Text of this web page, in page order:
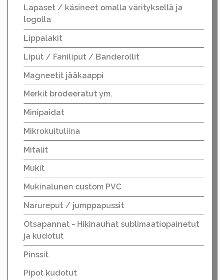
Lapaset / käsineet omalla värityksellä ja
logolla
Lippalakit
Liput / Faniliput / Banderollit
Magneetit jääkaappi
Merkit brodeeratut ym.
Minipaidat
Mikrokuituliina
Mitalit
Mukit
Mukinalunen custom PVC
Narureput / jumppapussit
Otsapannat - Hikinauhat sublimaatiopainetut
ja kudotut
Pinssit
Pipot kudotut